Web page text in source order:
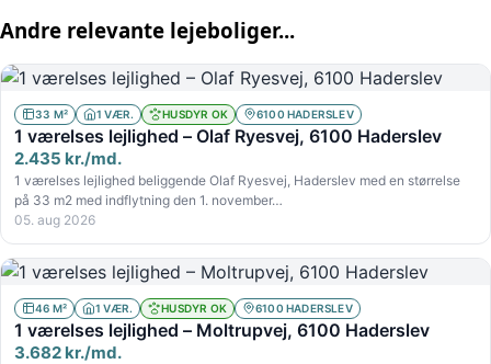
Andre relevante lejeboliger...
33 M² 1 VÆR. HUSDYR OK 6100 HADERSLEV
1 værelses lejlighed – Olaf Ryesvej, 6100 Haderslev
2.435 kr./md.
1 værelses lejlighed beliggende Olaf Ryesvej, Haderslev med en størrelse
på 33 m2 med indflytning den 1. november…
05. aug 2026
46 M² 1 VÆR. HUSDYR OK 6100 HADERSLEV
1 værelses lejlighed – Moltrupvej, 6100 Haderslev
3.682 kr./md.